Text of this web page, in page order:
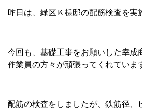
昨日は、緑区Ｋ様邸の配筋検査を実
今回も、基礎工事をお願いした幸成
作業員の方々が頑張ってくれていま
配筋の検査をしましたが、鉄筋径、